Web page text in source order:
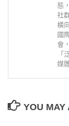
態
社
橫
國
會
「
媒
YOU MAY